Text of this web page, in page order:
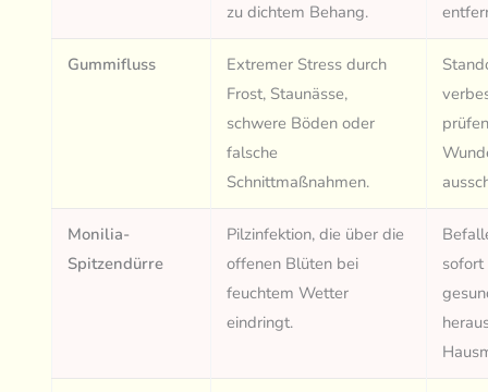
zu dichtem Behang.
Gummifluss
Extremer Stress durch
Frost, Staunässe,
schwere Böden oder
falsche
Schnittmaßnahmen.
Monilia-
Spitzendürre
Pilzinfektion, die über die
offenen Blüten bei
feuchtem Wetter
eindringt.